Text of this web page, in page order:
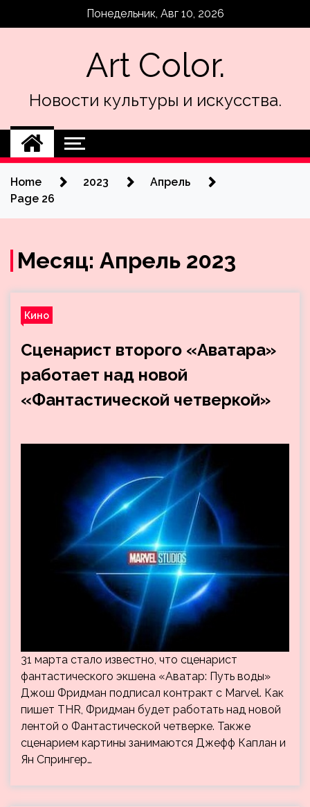
Понедельник, Авг 10, 2026
Art Color.
Новости культуры и искусства.
Home 2023
Апрель
Page 26
Месяц: Апрель 2023
Кино
Сценарист второго «Аватара»
работает над новой
«Фантастической четверкой»
31 марта стало известно, что сценарист
фантастического экшена «Аватар: Путь воды»
Джош Фридман подписал контракт с Marvel. Как
пишет THR, Фридман будет работать над новой
лентой о Фантастической четверке. Также
сценарием картины занимаются Джефф Каплан и
Ян Спрингер…